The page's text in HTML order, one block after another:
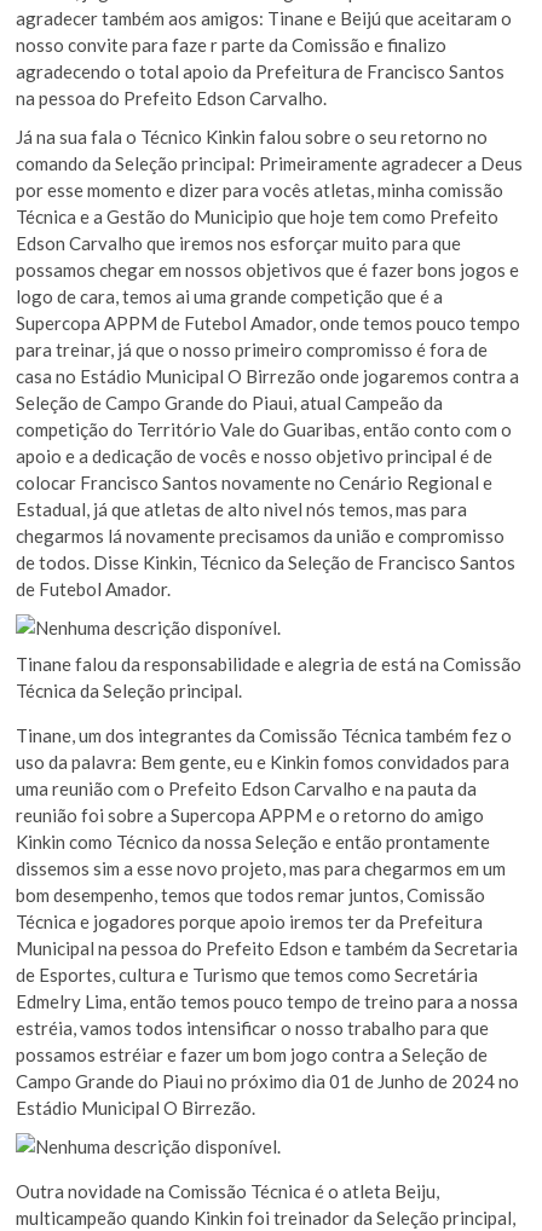
agradecer também aos amigos: Tinane e Beijú que aceitaram o
nosso convite para faze r parte da Comissão e finalizo
agradecendo o total apoio da Prefeitura de Francisco Santos
na pessoa do Prefeito Edson Carvalho.
Já na sua fala o Técnico Kinkin falou sobre o seu retorno no
comando da Seleção principal: Primeiramente agradecer a Deus
por esse momento e dizer para vocês atletas, minha comissão
Técnica e a Gestão do Municipio que hoje tem como Prefeito
Edson Carvalho que iremos nos esforçar muito para que
possamos chegar em nossos objetivos que é fazer bons jogos e
logo de cara, temos ai uma grande competição que é a
Supercopa APPM de Futebol Amador, onde temos pouco tempo
para treinar, já que o nosso primeiro compromisso é fora de
casa no Estádio Municipal O Birrezão onde jogaremos contra a
Seleção de Campo Grande do Piaui, atual Campeão da
competição do Território Vale do Guaribas, então conto com o
apoio e a dedicação de vocês e nosso objetivo principal é de
colocar Francisco Santos novamente no Cenário Regional e
Estadual, já que atletas de alto nivel nós temos, mas para
chegarmos lá novamente precisamos da união e compromisso
de todos. Disse Kinkin, Técnico da Seleção de Francisco Santos
de Futebol Amador.
Tinane falou da responsabilidade e alegria de está na Comissão
Técnica da Seleção principal.
Tinane, um dos integrantes da Comissão Técnica também fez o
uso da palavra: Bem gente, eu e Kinkin fomos convidados para
uma reunião com o Prefeito Edson Carvalho e na pauta da
reunião foi sobre a Supercopa APPM e o retorno do amigo
Kinkin como Técnico da nossa Seleção e então prontamente
dissemos sim a esse novo projeto, mas para chegarmos em um
bom desempenho, temos que todos remar juntos, Comissão
Técnica e jogadores porque apoio iremos ter da Prefeitura
Municipal na pessoa do Prefeito Edson e também da Secretaria
de Esportes, cultura e Turismo que temos como Secretária
Edmelry Lima, então temos pouco tempo de treino para a nossa
estréia, vamos todos intensificar o nosso trabalho para que
possamos estréiar e fazer um bom jogo contra a Seleção de
Campo Grande do Piaui no próximo dia 01 de Junho de 2024 no
Estádio Municipal O Birrezão.
Outra novidade na Comissão Técnica é o atleta Beiju,
multicampeão quando Kinkin foi treinador da Seleção principal,